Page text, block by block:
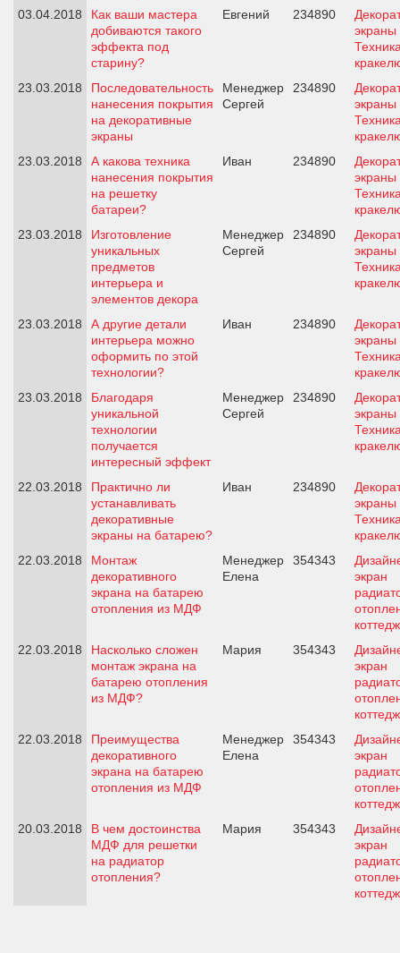
03.04.2018
Как ваши мастера
добиваются такого
эффекта под
старину?
Евгений 234890
экраны
23.03.2018
Последовательность
нанесения покрытия
на декоративные
экраны
Менеджер
Сергей
234890
экраны
23.03.2018
А какова техника
нанесения покрытия
на решетку
батареи?
Иван 234890
экраны
23.03.2018
Изготовление
уникальных
предметов
интерьера и
элементов декора
Менеджер
Сергей
234890
экраны
23.03.2018
А другие детали
интерьера можно
оформить по этой
технологии?
Иван 234890
экраны
23.03.2018
Благодаря
уникальной
технологии
получается
интересный эффект
Менеджер
Сергей
234890
экраны
22.03.2018
Практично ли
устанавливать
декоративные
экраны на батарею?
Иван 234890
экраны
22.03.2018
Монтаж
декоративного
экрана на батарею
отопления из МДФ
Менеджер
Елена
354343
экран
22.03.2018
Насколько сложен
монтаж экрана на
батарею отопления
из МДФ?
Мария 354343
экран
22.03.2018
Преимущества
декоративного
экрана на батарею
отопления из МДФ
Менеджер
Елена
354343
экран
20.03.2018
В чем достоинства
МДФ для решетки
на радиатор
отопления?
Мария 354343
экран